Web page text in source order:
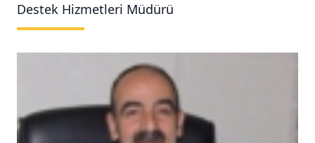
Destek Hizmetleri Müdürü